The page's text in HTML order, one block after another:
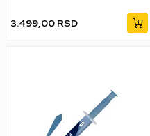
3.499,00 RSD